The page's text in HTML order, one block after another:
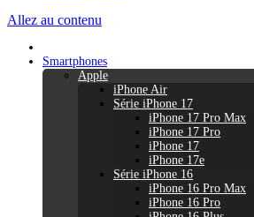
Allez au contenu
Smartphones
Apple
iPhone Air
Série iPhone 17
iPhone 17 Pro Max
iPhone 17 Pro
iPhone 17
iPhone 17e
Série iPhone 16
iPhone 16 Pro Max
iPhone 16 Pro